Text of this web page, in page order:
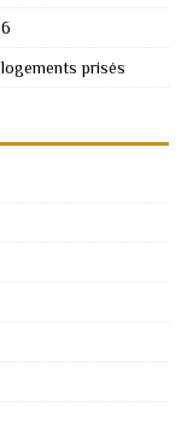
prisés